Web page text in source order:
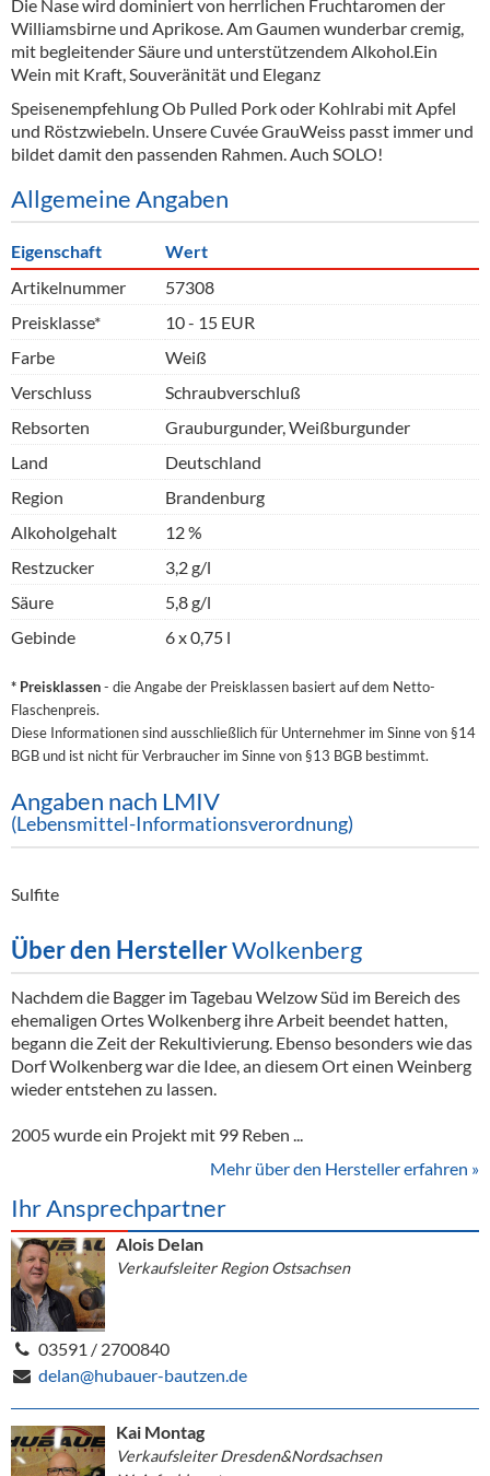
Die Nase wird dominiert von herrlichen Fruchtaromen der
Williamsbirne und Aprikose. Am Gaumen wunderbar cremig,
mit begleitender Säure und unterstützendem Alkohol.Ein
Wein mit Kraft, Souveränität und Eleganz
Speisenempfehlung Ob Pulled Pork oder Kohlrabi mit Apfel
und Röstzwiebeln. Unsere Cuvée GrauWeiss passt immer und
bildet damit den passenden Rahmen. Auch SOLO!
Allgemeine Angaben
Eigenschaft
Wert
Artikelnummer
57308
Preisklasse*
10 - 15 EUR
Farbe
Weiß
Verschluss
Schraubverschluß
Rebsorten
Grauburgunder, Weißburgunder
Land
Deutschland
Region
Brandenburg
Alkoholgehalt
12 %
Restzucker
3,2 g/l
Säure
5,8 g/l
Gebinde
6 x 0,75 l
* Preisklassen- die Angabe der Preisklassen basiert auf dem Netto-
Flaschenpreis.
Diese Informationen sind ausschließlich für Unternehmer im Sinne von §14
BGB und ist nicht für Verbraucher im Sinne von §13 BGB bestimmt.
Angaben nach LMIV
(Lebensmittel-Informationsverordnung)
Sulfite
Über den HerstellerWolkenberg
Nachdem die Bagger im Tagebau Welzow Süd im Bereich des
ehemaligen Ortes Wolkenberg ihre Arbeit beendet hatten,
begann die Zeit der Rekultivierung. Ebenso besonders wie das
Dorf Wolkenberg war die Idee, an diesem Ort einen Weinberg
wieder entstehen zu lassen.
2005 wurde ein Projekt mit 99 Reben ...
Mehr über den Hersteller erfahren »
Ihr Ansprechpartner
Alois Delan
Verkaufsleiter Region Ostsachsen
03591 / 2700840
delan@hubauer-bautzen.de
Kai Montag
Verkaufsleiter Dresden&Nordsachsen